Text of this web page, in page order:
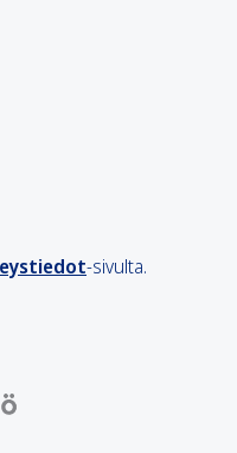
-sivulta.